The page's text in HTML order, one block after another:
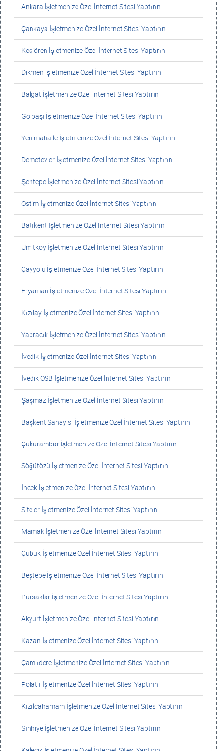
Ankara İşletmenize Özel İnternet Sitesi Yaptırın
Çankaya İşletmenize Özel İnternet Sitesi Yaptırın
Keçiören İşletmenize Özel İnternet Sitesi Yaptırın
Dikmen İşletmenize Özel İnternet Sitesi Yaptırın
Balgat İşletmenize Özel İnternet Sitesi Yaptırın
Gölbaşı İşletmenize Özel İnternet Sitesi Yaptırın
Yenimahalle İşletmenize Özel İnternet Sitesi Yaptırın
Demetevler İşletmenize Özel İnternet Sitesi Yaptırın
Şentepe İşletmenize Özel İnternet Sitesi Yaptırın
Ostim İşletmenize Özel İnternet Sitesi Yaptırın
Batıkent İşletmenize Özel İnternet Sitesi Yaptırın
Ümitköy İşletmenize Özel İnternet Sitesi Yaptırın
Çayyolu İşletmenize Özel İnternet Sitesi Yaptırın
Eryaman İşletmenize Özel İnternet Sitesi Yaptırın
Kızılay İşletmenize Özel İnternet Sitesi Yaptırın
Yapracık İşletmenize Özel İnternet Sitesi Yaptırın
İvedik İşletmenize Özel İnternet Sitesi Yaptırın
İvedik OSB İşletmenize Özel İnternet Sitesi Yaptırın
Şaşmaz İşletmenize Özel İnternet Sitesi Yaptırın
Başkent Sanayisi İşletmenize Özel İnternet Sitesi Yaptırın
Çukurambar İşletmenize Özel İnternet Sitesi Yaptırın
Söğütözü İşletmenize Özel İnternet Sitesi Yaptırın
İncek İşletmenize Özel İnternet Sitesi Yaptırın
Siteler İşletmenize Özel İnternet Sitesi Yaptırın
Mamak İşletmenize Özel İnternet Sitesi Yaptırın
Çubuk İşletmenize Özel İnternet Sitesi Yaptırın
Beştepe İşletmenize Özel İnternet Sitesi Yaptırın
Pursaklar İşletmenize Özel İnternet Sitesi Yaptırın
Akyurt İşletmenize Özel İnternet Sitesi Yaptırın
Kazan İşletmenize Özel İnternet Sitesi Yaptırın
Çamlıdere İşletmenize Özel İnternet Sitesi Yaptırın
Polatlı İşletmenize Özel İnternet Sitesi Yaptırın
Kızılcahamam İşletmenize Özel İnternet Sitesi Yaptırın
Sıhhiye İşletmenize Özel İnternet Sitesi Yaptırın